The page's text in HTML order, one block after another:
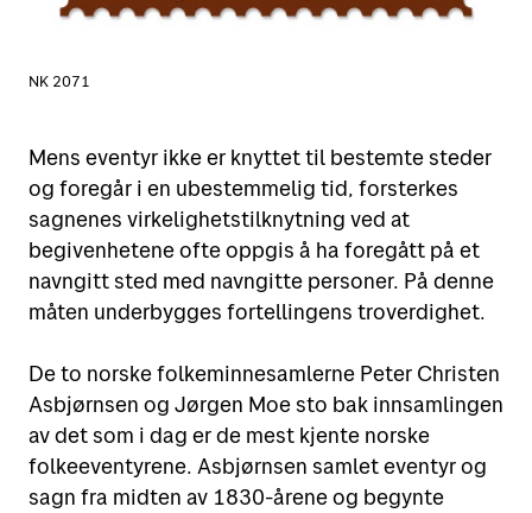
NK 2071
Mens eventyr ikke er knyttet til bestemte steder
og foregår i en ubestemmelig tid, forsterkes
sagnenes virkelighetstilknytning ved at
begivenhetene ofte oppgis å ha foregått på et
navngitt sted med navngitte personer. På denne
måten underbygges fortellingens troverdighet.
De to norske folkeminnesamlerne Peter Christen
Asbjørnsen og Jørgen Moe sto bak innsamlingen
av det som i dag er de mest kjente norske
folkeeventyrene. Asbjørnsen samlet eventyr og
sagn fra midten av 1830-årene og begynte